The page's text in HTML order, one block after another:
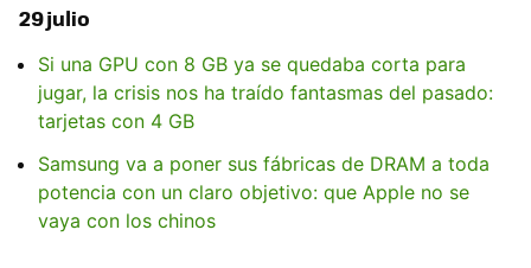
29 julio
Si una GPU con 8 GB ya se quedaba corta para
jugar, la crisis nos ha traído fantasmas del pasado:
tarjetas con 4 GB
Samsung va a poner sus fábricas de DRAM a toda
potencia con un claro objetivo: que Apple no se
vaya con los chinos